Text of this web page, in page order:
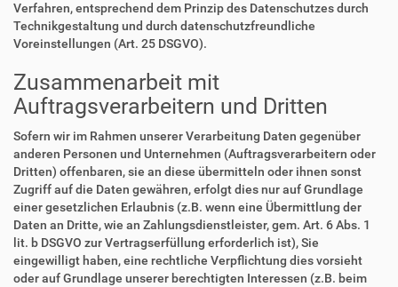
Verfahren, entsprechend dem Prinzip des Datenschutzes durch
Technikgestaltung und durch datenschutzfreundliche
Voreinstellungen (Art. 25 DSGVO).
Zusammenarbeit mit
Auftragsverarbeitern und Dritten
Sofern wir im Rahmen unserer Verarbeitung Daten gegenüber
anderen Personen und Unternehmen (Auftragsverarbeitern oder
Dritten) offenbaren, sie an diese übermitteln oder ihnen sonst
Zugriff auf die Daten gewähren, erfolgt dies nur auf Grundlage
einer gesetzlichen Erlaubnis (z.B. wenn eine Übermittlung der
Daten an Dritte, wie an Zahlungsdienstleister, gem. Art. 6 Abs. 1
lit. b DSGVO zur Vertragserfüllung erforderlich ist), Sie
eingewilligt haben, eine rechtliche Verpflichtung dies vorsieht
oder auf Grundlage unserer berechtigten Interessen (z.B. beim